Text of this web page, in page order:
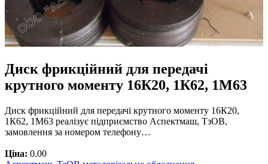
Диск фрикційний для передачі
крутного моменту 16К20, 1К62, 1М63
Диск фрикційний для передачі крутного моменту 16К20,
1К62, 1М63 реалізує підприємство Аспектмаш, ТзОВ,
замовлення за номером телефону…
Ціна: 0.00